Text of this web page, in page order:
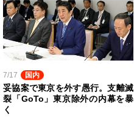
7/17 国内
妥協案で東京を外す愚行。支離滅
裂「GoTo」東京除外の内幕を暴
く